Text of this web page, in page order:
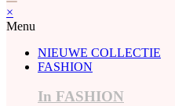
×
Menu
NIEUWE COLLECTIE
FASHION
In FASHION